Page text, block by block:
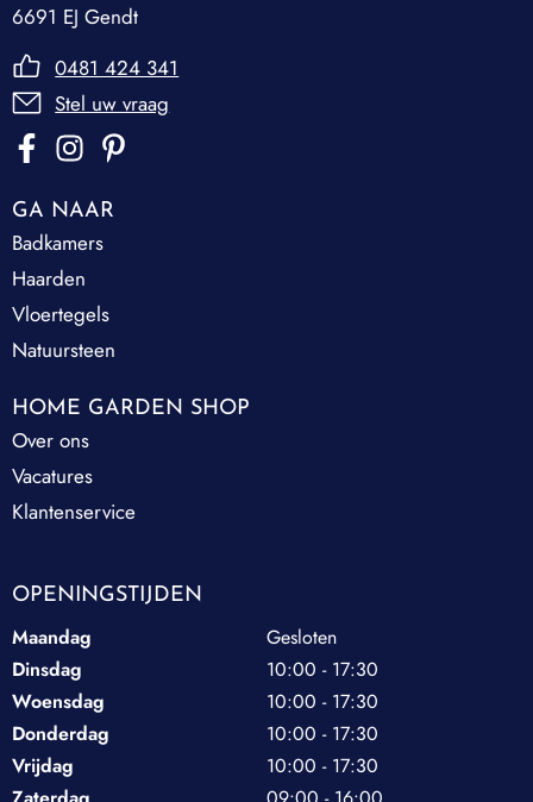
6691 EJ Gendt
0481 424 341
Stel uw vraag
GA NAAR
Badkamers
Haarden
Vloertegels
Natuursteen
HOME GARDEN SHOP
Over ons
Vacatures
Klantenservice
OPENINGSTIJDEN
Maandag
Gesloten
Dinsdag
10:00 - 17:30
Woensdag
10:00 - 17:30
Donderdag
10:00 - 17:30
Vrijdag
10:00 - 17:30